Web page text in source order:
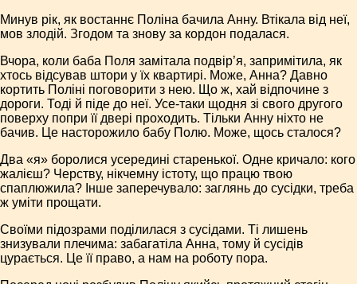
Минув рік, як востаннє Поліна бачила Анну. Втікала від неї,
мов злодій. Згодом та знову за кордон подалася.
Вчора, коли баба Поля замітала подвір’я, запримітила, як
хтось відсував штори у їх квартирі. Може, Анна? Давно
кортить Поліні поговорити з нею. Що ж, хай відпочине з
дороги. Тоді й піде до неї. Усе-таки щодня зі свого другого
поверху попри її двері проходить. Тільки Анну ніхто не
бачив. Це насторожило бабу Полю. Може, щось сталося?
Два «я» боролися усередині старенької. Одне кричало: кого
жалієш? Черству, нікчемну істоту, що працю твою
спаплюжила? Інше заперечувало: заглянь до сусідки, треба
ж уміти прощати.
Своїми підозрами поділилася з сусідами. Ті лишень
знизували плечима: забагатіла Анна, тому й сусідів
цурається. Це її право, а нам на роботу пора.